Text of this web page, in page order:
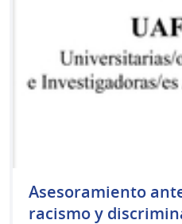
Asesoramiento
racismo y